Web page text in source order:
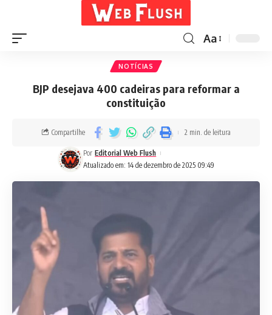
Aa
NOTÍCIAS
BJP desejava 400 cadeiras para reformar a
constituição
Atualizado em: 14 de dezembro de 2025 09:49
Por Editorial Web Flush
Compartilhe 2 min. de leitura